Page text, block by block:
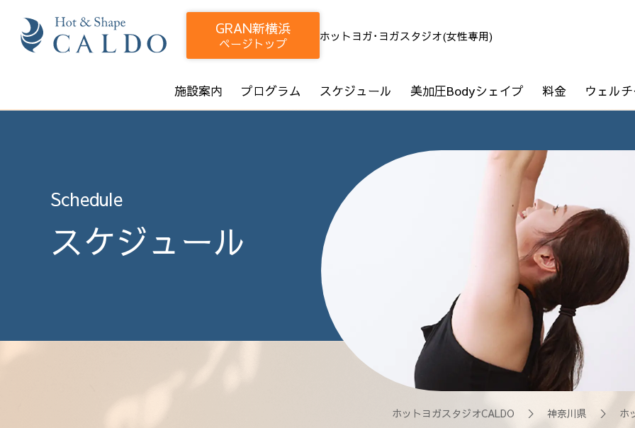
GRAN新横浜
ページトップ ホットヨガ･ヨガスタジオ(女性専用)
施設案内 プログラム スケジュール 美加圧Bodyシェイプ 料金 ウェル
Schedule
スケジュール
ホットヨガスタジオCALDO ＞ 神奈川県 ＞ ホ